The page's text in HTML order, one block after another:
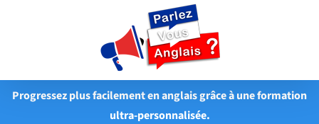
Progressez plus facilement en anglais grâce à une formation
ultra-personnalisée.